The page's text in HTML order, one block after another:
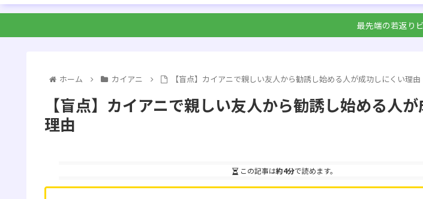
最先端の若返り
ホーム カイアニ 【盲点】カイアニで親しい友人から勧誘し始める人が成功しにくい理由
【盲点】カイアニで親しい友人から勧誘し始める人
理由
この記事は約4分で読めます。